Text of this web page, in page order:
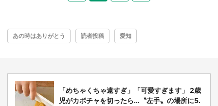
あの時はありがとう 読者投稿 愛知
「めちゃくちゃ遠すぎ」「可愛すぎます」 2歳
児がカボチャを切ったら...〝左手〟の場所に5.